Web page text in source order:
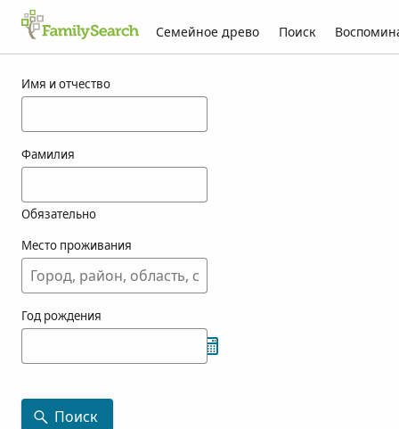
Семейное древо Поиск
Имя и отчество
Фамилия
Обязательно
Место проживания
Год рождения
Поиск